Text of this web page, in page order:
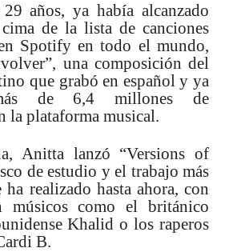
años, ya había alcanzado
de la lista de canciones
Spotify en todo el mundo,
una composición del
que grabó en español y ya
de 6,4 millones de
la plataforma musical.
Anitta lanzó “Versions of
de estudio y el trabajo más
realizado hasta ahora, con
músicos como el británico
Khalid o los raperos
B.